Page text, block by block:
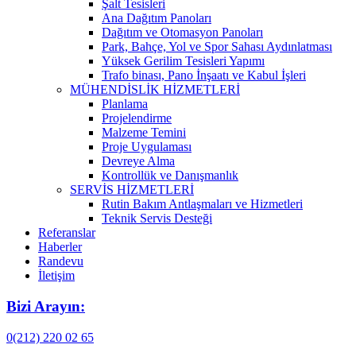
Şalt Tesisleri
Ana Dağıtım Panoları
Dağıtım ve Otomasyon Panoları
Park, Bahçe, Yol ve Spor Sahası Aydınlatması
Yüksek Gerilim Tesisleri Yapımı
Trafo binası, Pano İnşaatı ve Kabul İşleri
MÜHENDİSLİK HİZMETLERİ
Planlama
Projelendirme
Malzeme Temini
Proje Uygulaması
Devreye Alma
Kontrollük ve Danışmanlık
SERVİS HİZMETLERİ
Rutin Bakım Antlaşmaları ve Hizmetleri
Teknik Servis Desteği
Referanslar
Haberler
Randevu
İletişim
Bizi Arayın:
0(212) 220 02 65